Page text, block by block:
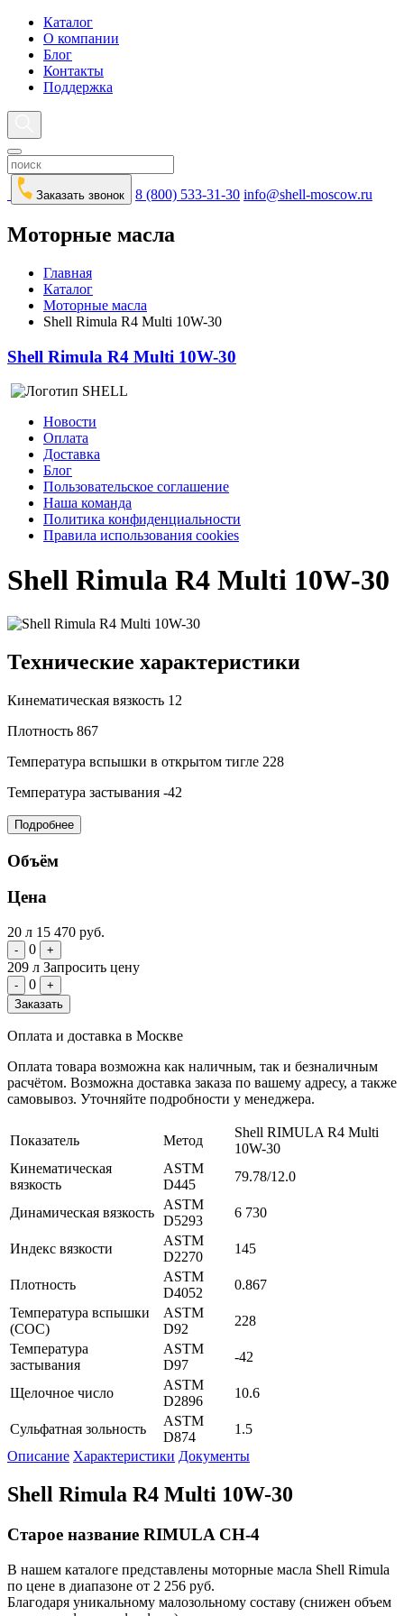
Каталог
О компании
Блог
Контакты
Поддержка
Заказать звонок 8 (800) 533-31-30 info@shell-moscow.ru
Моторные масла
Главная
Каталог
Моторные масла
Shell Rimula R4 Multi 10W-30
Shell Rimula R4 Multi 10W-30
Новости
Оплата
Доставка
Блог
Пользовательское соглашение
Наша команда
Политика конфиденциальности
Правила использования cookies
Shell Rimula R4 Multi 10W-30
Технические характеристики
Кинематическая вязкость 12
Плотность 867
Температура вспышки в открытом тигле 228
Температура застывания -42
Подробнее
Объём
Цена
20 л 15 470 руб.
- 0 +
209 л Запросить цену
- 0
+
Заказать
Оплата и доставка в Москве
Оплата товара возможна как наличным, так и безналичным
расчётом. Возможна доставка заказа по вашему адресу, а также
самовывоз. Уточняйте подробности у менеджера.
Показатель Метод
Shell RIMULA R4 Multi
10W-30
Кинематическая
вязкость
ASTM
D445
79.78/12.0
Динамическая вязкость
ASTM
D5293
6 730
Индекс вязкости
ASTM
D2270
145
Плотность
ASTM
D4052
0.867
Температура вспышки
(СОС)
ASTM
D92
228
Температура
застывания
ASTM
D97
-42
Щелочное число
ASTM
D2896
10.6
Сульфатная зольность
ASTM
D874
1.5
Описание Характеристики Документы
Shell Rimula R4 Multi 10W-30
Старое название RIMULA CH-4
В нашем каталоге представлены моторные масла Shell Rimula
по цене в диапазоне от 2 256 руб.
Благодаря уникальному малозольному составу (снижен объем